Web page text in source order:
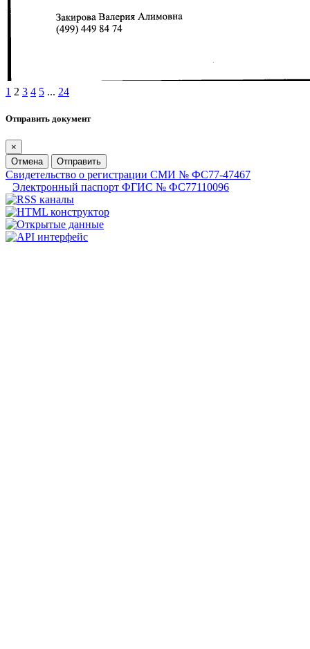
1 2 3 4 5 ... 24
Отправить документ
×
Отмена
Отправить
Свидетельство о регистрации СМИ № ФС77-47467
Электронный паспорт ФГИС № ФС77110096